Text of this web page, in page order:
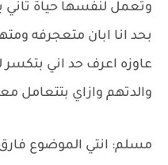
وتعمل لنفسها حياة تاني
بحد انا ابان متعجرفه
عاوزه اعرف حد اني
والدتهم وازاي بتتعامل
مسلم: انتي الموضوع